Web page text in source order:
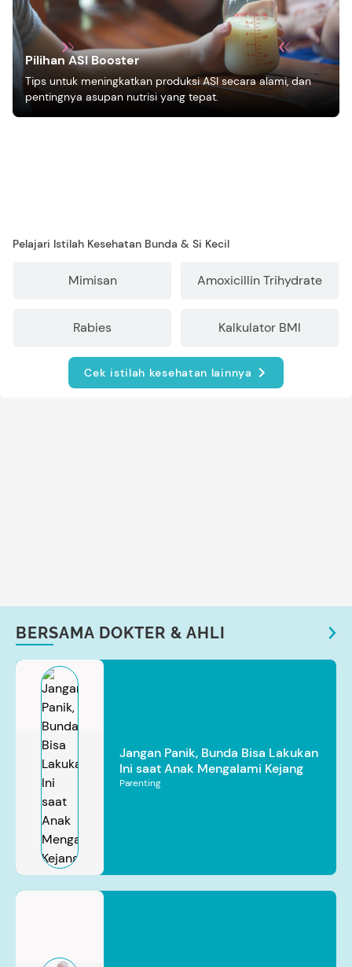
Pilihan ASI Booster
Tips untuk meningkatkan produksi ASI secara alami, dan
pentingnya asupan nutrisi yang tepat.
Pelajari Istilah Kesehatan Bunda & Si Kecil
Mimisan Amoxicillin Trihydrate
Rabies Kalkulator BMI
Cek istilah kesehatan lainnya
BERSAMA DOKTER & AHLI
Jangan Panik, Bunda Bisa Lakukan
Ini saat Anak Mengalami Kejang
Parenting